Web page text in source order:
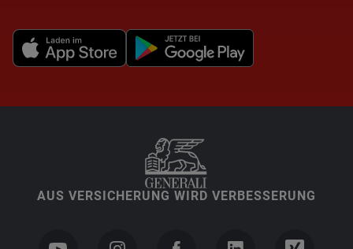
AUS VERSICHERUNG WIRD VERBESSERUNG